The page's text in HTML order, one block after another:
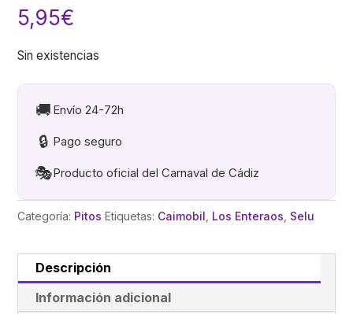
5,95€
Sin existencias
🚚 Envío 24-72h
🔒 Pago seguro
🎭Producto oficial del Carnaval de Cádiz
Categoría: Pitos Etiquetas: Caimobil Los Enteraos Selu
Descripción
Información adicional